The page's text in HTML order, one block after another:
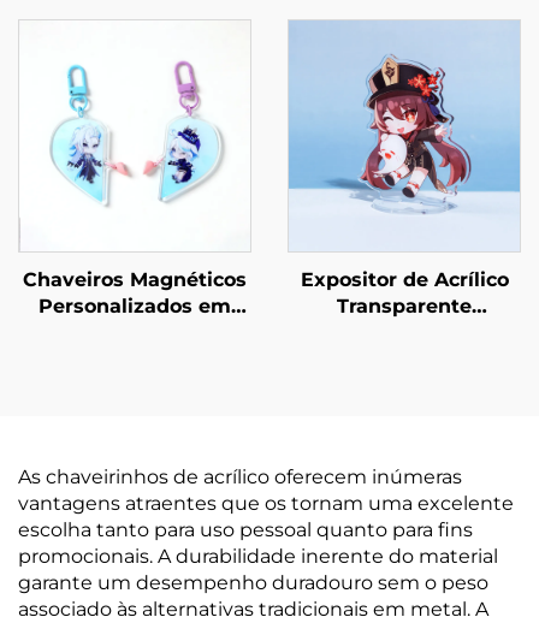
Chaveiros Magnéticos
Personalizados em
Expositor de Acrílico
Transparente
As chaveirinhos de acrílico oferecem inúmeras
vantagens atraentes que os tornam uma excelente
escolha tanto para uso pessoal quanto para fins
promocionais. A durabilidade inerente do material
garante um desempenho duradouro sem o peso
associado às alternativas tradicionais em metal. A